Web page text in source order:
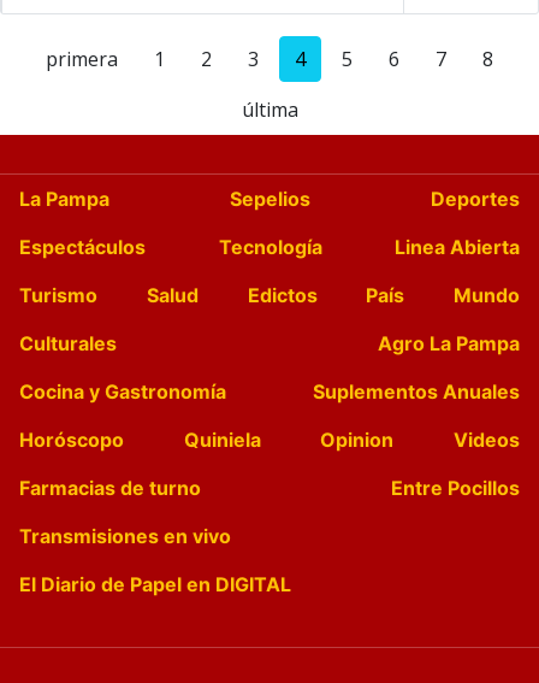
primera 1 2 3 4 5 6 7
8
última
La Pampa Sepelios
Deportes
Espectáculos
Tecnología
Linea Abierta
Turismo
Salud Edictos País
Mundo
Culturales
Agro La Pampa
Cocina y Gastronomía
Suplementos Anuales
Horóscopo
Quiniela Opinion
Videos
Farmacias de turno
Entre Pocillos
Transmisiones en vivo
El Diario de Papel en DIGITAL